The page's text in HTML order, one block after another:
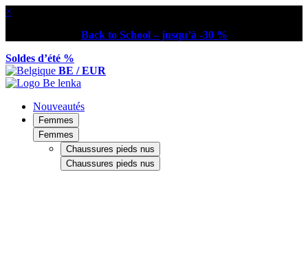
×
Back to School – jusqu’à -30 %
Soldes d’été %
BE / EUR
Nouveautés
Femmes
Femmes
Chaussures pieds nus
Chaussures pieds nus